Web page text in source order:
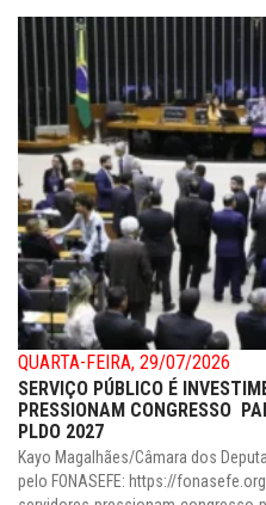
QUARTA-FEIRA, 29/07/2026
SERVIÇO PÚBLICO É
PRESSIONAM CONGRESSO
PLDO 2027
Kayo Magalhães/Câmara dos
pelo FONASEFE: https://